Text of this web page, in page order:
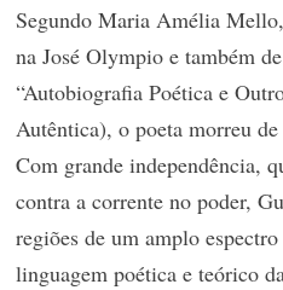
Segundo Maria Amélia
na José Olympio e também
“Autobiografia Poética e
Autêntica), o poeta morreu
Com grande independência,
contra a corrente no poder,
regiões de um amplo
linguagem poética e teórico